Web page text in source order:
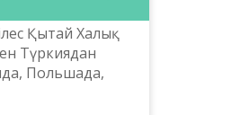
Қытай Халық
Түркиядан
Польшада,